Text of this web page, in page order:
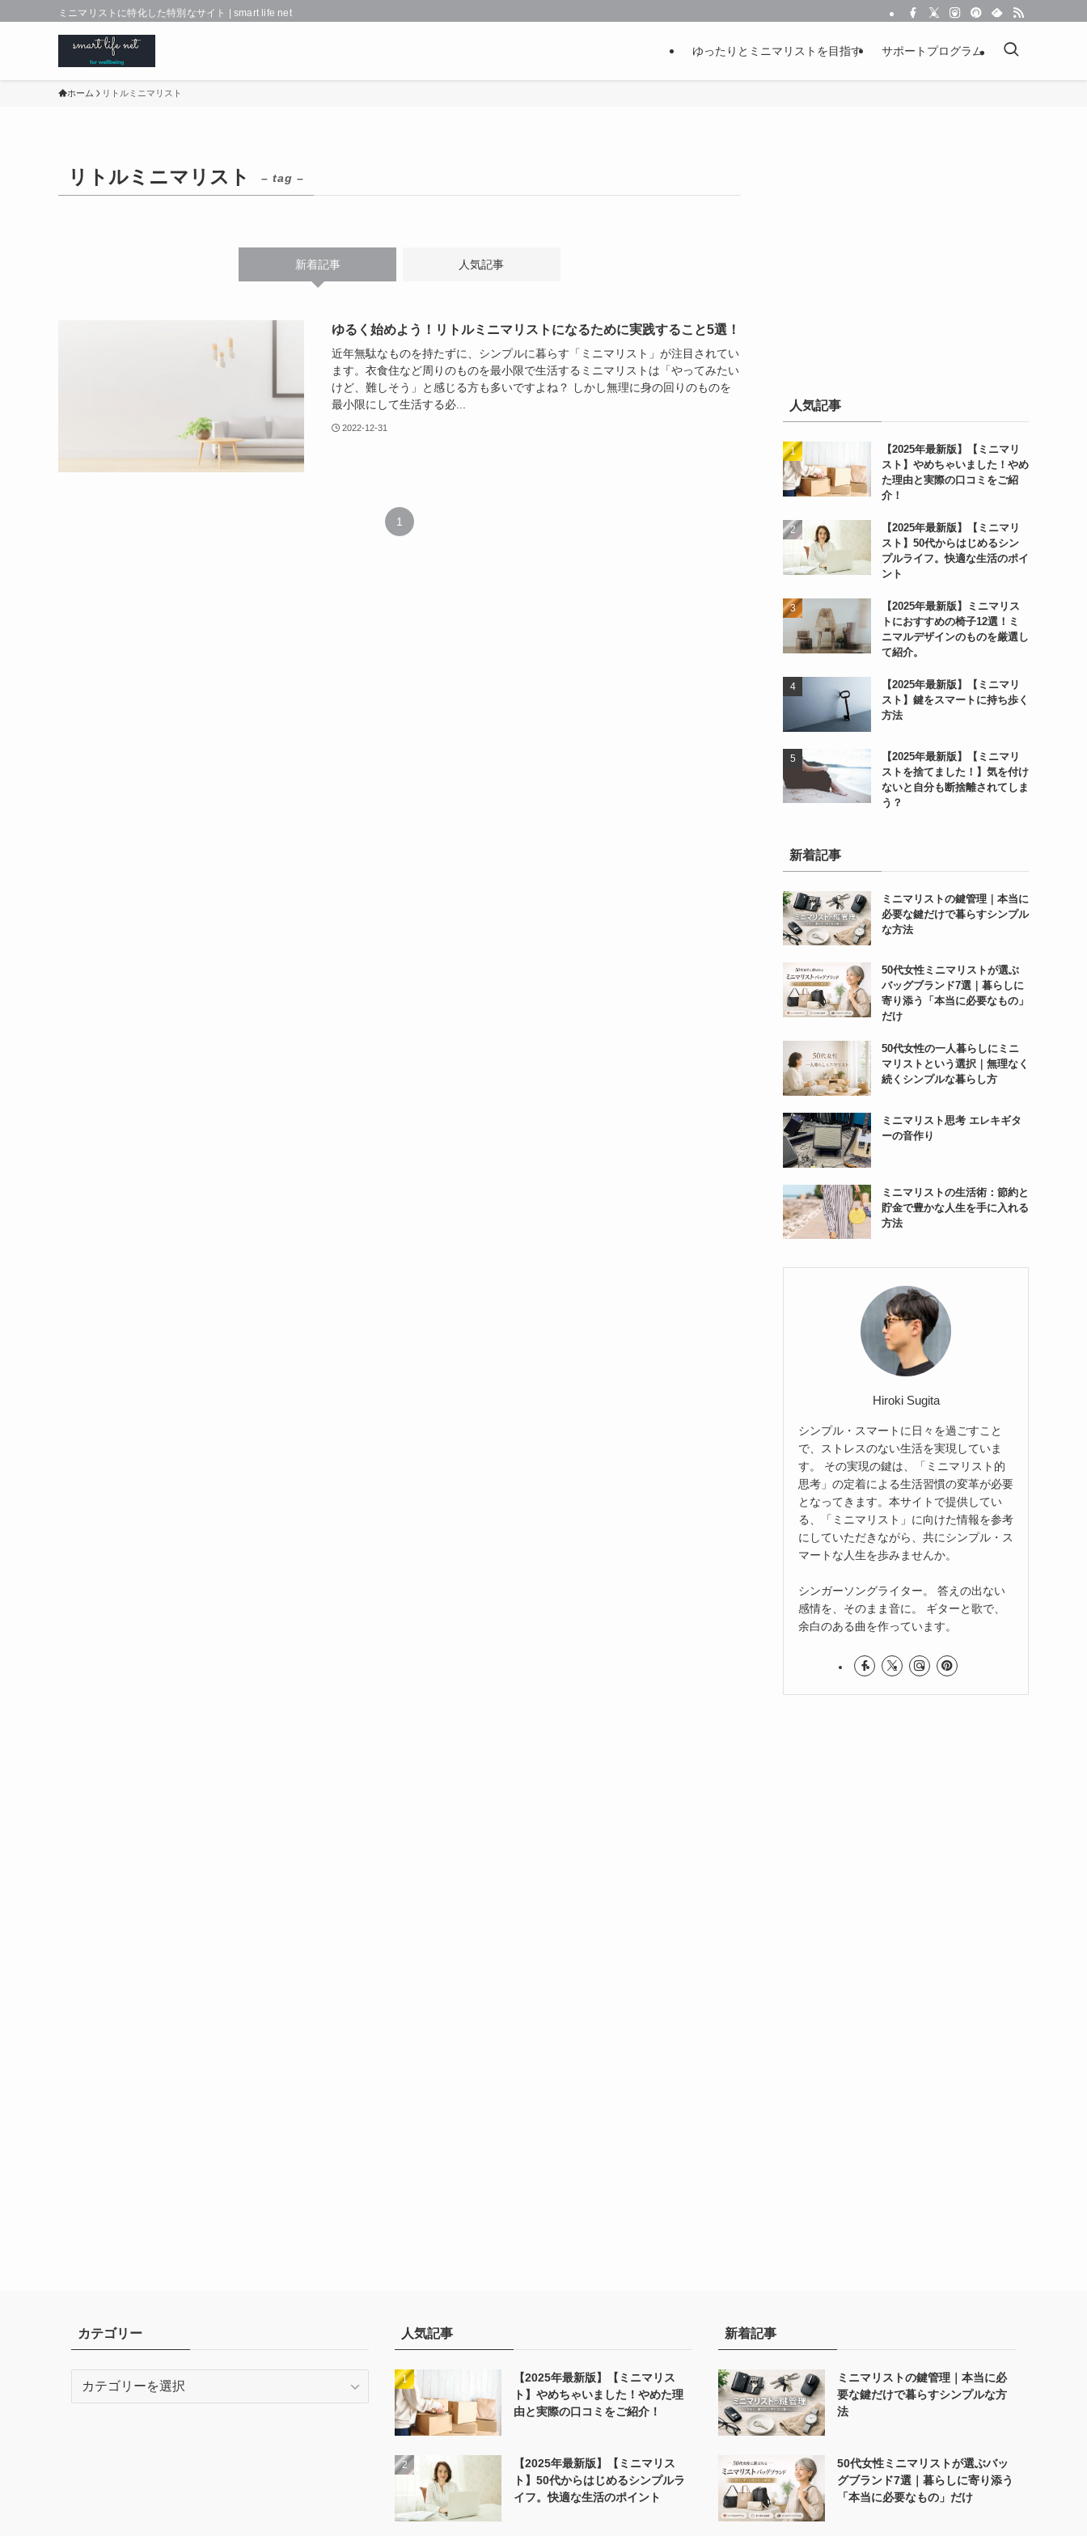
ミニマリストに特化した特別なサイト | smart life net
ゆったりとミニマリストを目指す サポートプログラム
ホーム リトルミニマリスト
リトルミニマリスト – tag –
新着記事 人気記事
ゆるく始めよう！リトルミニマリストになるために実践すること5選！
近年無駄なものを持たずに、シンプルに暮らす「ミニマリスト」が注目されてい
ます。衣食住など周りのものを最小限で生活するミニマリストは「やってみたい
けど、難しそう」と感じる方も多いですよね？ しかし無理に身の回りのものを
最小限にして生活する必...
2022-12-31
1
人気記事
【2025年最新版】【ミニマリ
スト】やめちゃいました！やめ
た理由と実際の口コミをご紹
介！
【2025年最新版】【ミニマリ
スト】50代からはじめるシン
プルライフ。快適な生活のポイ
ント
【2025年最新版】ミニマリス
トにおすすめの椅子12選！ミ
ニマルデザインのものを厳選し
て紹介。
【2025年最新版】【ミニマリ
スト】鍵をスマートに持ち歩く
方法
【2025年最新版】【ミニマリ
ストを捨てました！】気を付け
ないと自分も断捨離されてしま
う？
新着記事
ミニマリストの鍵管理｜本当に
必要な鍵だけで暮らすシンプル
な方法
50代女性ミニマリストが選ぶ
バッグブランド7選｜暮らしに
寄り添う「本当に必要なもの」
だけ
50代女性の一人暮らしにミニ
マリストという選択｜無理なく
続くシンプルな暮らし方
ミニマリスト思考 エレキギタ
ーの音作り
ミニマリストの生活術：節約と
貯金で豊かな人生を手に入れる
方法
Hiroki Sugita
シンプル・スマートに日々を過ごすこと
で、ストレスのない生活を実現していま
す。 その実現の鍵は、「ミニマリスト的
思考」の定着による生活習慣の変革が必要
となってきます。本サイトで提供してい
る、「ミニマリスト」に向けた情報を参考
にしていただきながら、共にシンプル・ス
マートな人生を歩みませんか。
シンガーソングライター。 答えの出ない
感情を、そのまま音に。 ギターと歌で、
余白のある曲を作っています。
カテゴリー 人気記事
【2025年最新版】【ミニマリス
ト】やめちゃいました！やめた理
由と実際の口コミをご紹介！
【2025年最新版】【ミニマリス
ト】50代からはじめるシンプルラ
イフ。快適な生活のポイント
新着記事
ミニマリストの鍵管理｜本当に必
要な鍵だけで暮らすシンプルな方
法
50代女性ミニマリストが選ぶバッ
グブランド7選｜暮らしに寄り添う
「本当に必要なもの」だけ